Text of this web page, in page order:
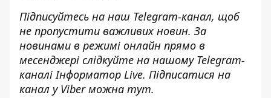
Підписуйтесь на наш Telegram-канал, щоб
не пропустити важливих новин. За
новинами в режимі онлайн прямо в
месенджері слідкуйте на нашому Telegram-
каналіІнформатор Live. Підписатися на
канал у Viber можна тут.